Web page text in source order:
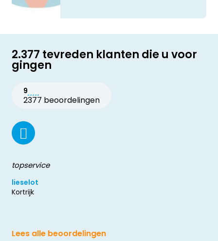
2.377 tevreden klanten die u voor
gingen
9
2377 beoordelingen
topservice
lieselot
Kortrijk
Lees alle beoordelingen